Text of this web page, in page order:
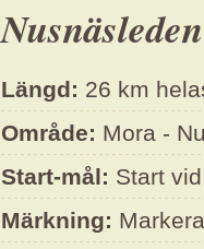
Längd: 26 km
Område: Mora -
Start-mål: Start
Märkning: